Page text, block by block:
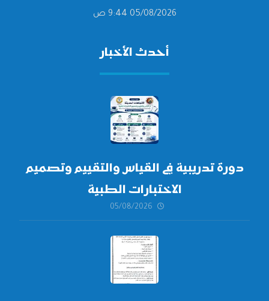
05/08/2026 9:44 ص
أحدث الأخبار
دورة تدريبية في القياس والتقييم وتصميم
الاختبارات الطبية
05/08/2026